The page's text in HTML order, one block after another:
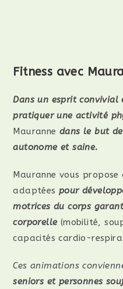
Fitness avec
Dans un esprit
pratiquer une activité
Maurannedans le but
autonome et saine.
Mauranne vous propose
adaptéespour
motrices du corps
corporelle (mobilité,
capacités cardio-
Ces animations
seniors et personnes